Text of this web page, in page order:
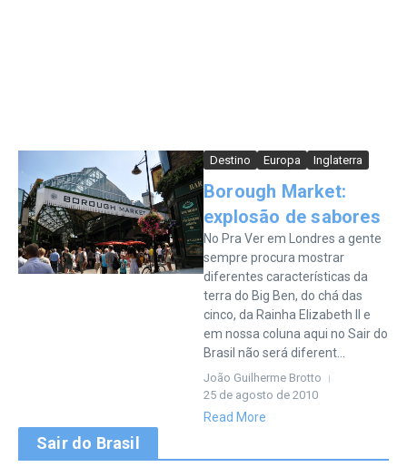
Destino Europa Inglaterra
Borough Market:
explosão de sabores
No Pra Ver em Londres a gente
sempre procura mostrar
diferentes características da
terra do Big Ben, do chá das
cinco, da Rainha Elizabeth II e
em nossa coluna aqui no Sair do
Brasil não será diferent...
João Guilherme Brotto
25 de agosto de 2010
Read More
Sair do Brasil